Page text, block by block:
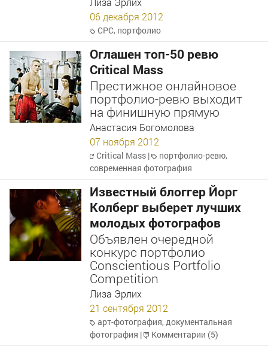
06 декабря 2012
CPC, портфолио
Оглашен топ-50 ревю
Critical Mass
Престижное онлайновое
портфолио-ревю выходит
на финишную прямую
Анастасия Богомолова
07 ноября 2012
Critical Mass | портфолио-ревю,
современная фотография
Известный блоггер Йорг
Колберг выберет лучших
молодых фотографов
Объявлен очередной
конкурс портфолио
Conscientious Portfolio
Competition
Лиза Эрлих
21 сентября 2012
арт-фотография,документальная
фотография | Комментарии (5)